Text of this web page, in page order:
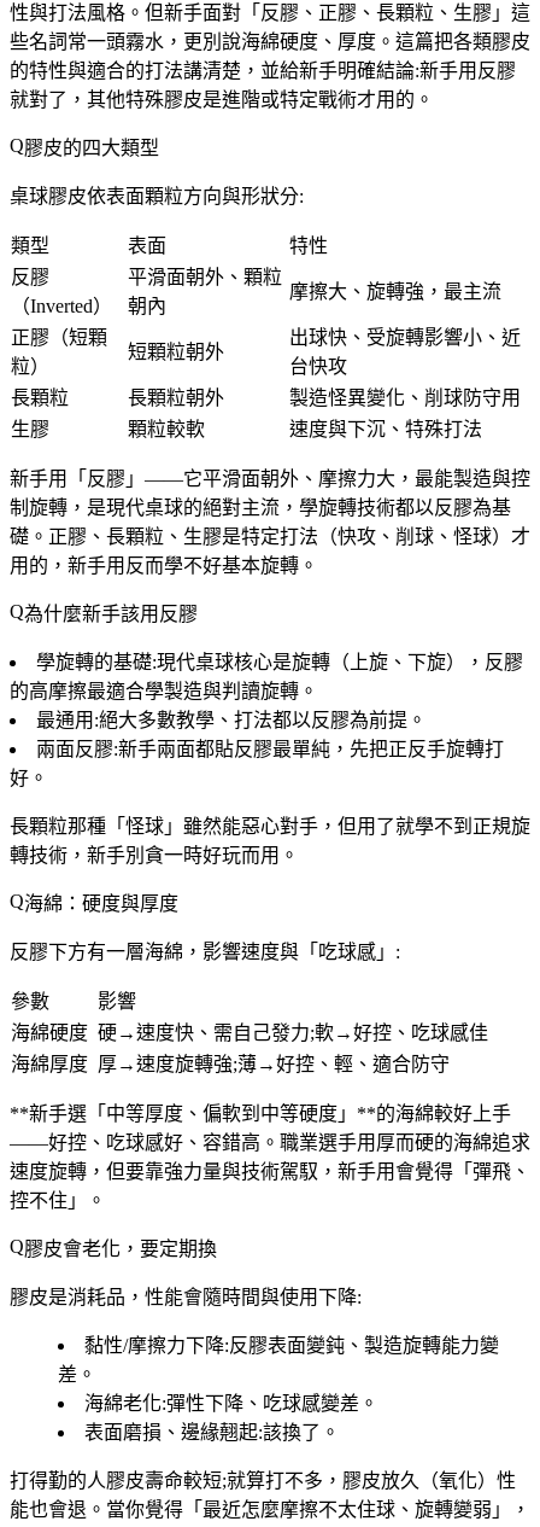
性與打法風格。但新手面對「反膠、正膠、長顆粒、生膠」這
些名詞常一頭霧水，更別說海綿硬度、厚度。這篇把各類膠皮
的特性與適合的打法講清楚，並給新手明確結論:新手用反膠
就對了 ，其他特殊膠皮是進階或特定戰術才用的。
膠皮的四大類型
桌球膠皮依表面顆粒方向與形狀分:
類型 表面
特性
反膠
（Inverted）
平滑面朝外、顆粒
朝內
摩擦大、旋轉強，最主流
正膠（短顆
粒）
短顆粒朝外
出球快、受旋轉影響小、近
台快攻
長顆粒
長顆粒朝外
製造怪異變化、削球防守用
生膠
顆粒較軟 速度與下沉、特殊打法
新手用「反膠」 ——它平滑面朝外、摩擦力大，最能製造與控
制旋轉，是現代桌球的絕對主流，學旋轉技術都以反膠為基
礎。正膠、長顆粒、生膠是特定打法（快攻、削球、怪球）才
用的，新手用反而學不好基本旋轉。
為什麼新手該用反膠
學旋轉的基礎:現代桌球核心是旋轉（上旋、下旋），反膠
的高摩擦最適合學製造與判讀旋轉。
最通用 :絕大多數教學、打法都以反膠為前提。
兩面反膠:新手兩面都貼反膠最單純，先把正反手旋轉打
好。
長顆粒那種「怪球」雖然能惡心對手，但用了就學不到正規旋
轉技術 ，新手別貪一時好玩而用。
海綿：硬度與厚度
反膠下方有一層海綿，影響速度與「吃球感」:
參數
影響
海綿硬度 硬→速度快、需自己發力;軟→好控、吃球感佳
海綿厚度 厚→速度旋轉強;薄→好控、輕、適合防守
**新手選「中等厚度、偏軟到中等硬度」**的海綿較好上手
——好控、吃球感好、容錯高。職業選手用厚而硬的海綿追求
速度旋轉，但要靠強力量與技術駕馭，新手用會覺得「彈飛、
控不住」。
膠皮會老化，要定期換
膠皮是消耗品，性能會隨時間與使用下降:
黏性/摩擦力下降:反膠表面變鈍、製造旋轉能力變
差。
海綿老化:彈性下降、吃球感變差。
表面磨損、邊緣翹起:該換了。
打得勤的人膠皮壽命較短;就算打不多，膠皮放久（氧化）性
能也會退。當你覺得「最近怎麼摩擦不太住球、旋轉變弱」，